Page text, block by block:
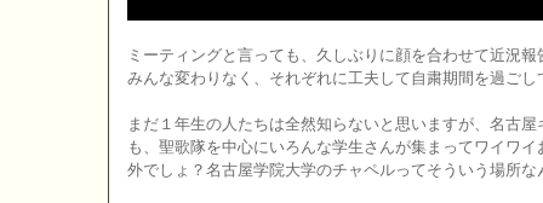
ミーティングと言っても、久しぶりに顔を合わせて近況
みんな変わりなく、それぞれに工夫して自粛期間を過ご
まだ１年生の人たちは全然知らないと思いますが、名古
も、聖歌隊を中心にいろんな学生さんが集まってワイワ
外でしょ？名古屋学院大学のチャペルってそういう場所な